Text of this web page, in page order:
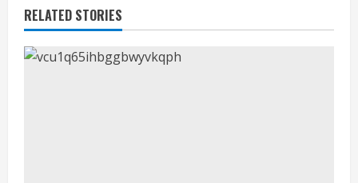
i
n
RELATED STORIES